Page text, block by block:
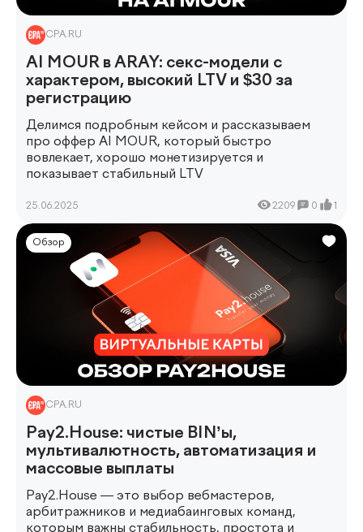
CPA.RU
AI MOUR в ARAY: секс-модели с
характером, высокий LTV и $30 за
регистрацию
Делимся подробным кейсом и рассказываем
про оффер AI MOUR, который быстро
вовлекает, хорошо монетизируется и
показывает стабильный LTV
25.06.2025 2209 0 1
Обзор
CPA.RU
Pay2.House: чистые BIN’ы,
мультивалютность, автоматизация и
массовые выплаты
Pay2.House — это выбор вебмастеров,
арбитражников и медиабаинговых команд,
которым важны стабильность, простота и